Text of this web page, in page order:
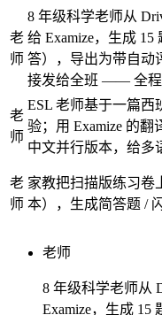
老
师
8 年级科学老师从
给 Examize，生成 15
答），导出为带自动
接发给全班 —— 全程
老
师
ESL 老师基于一篇西
验；用 Examize 的翻
中文并行版本，给多
老
师
家教把扫描版练习卷
本），生成简答题 /
老师
8 年级科学老师从
Examize，生成 15